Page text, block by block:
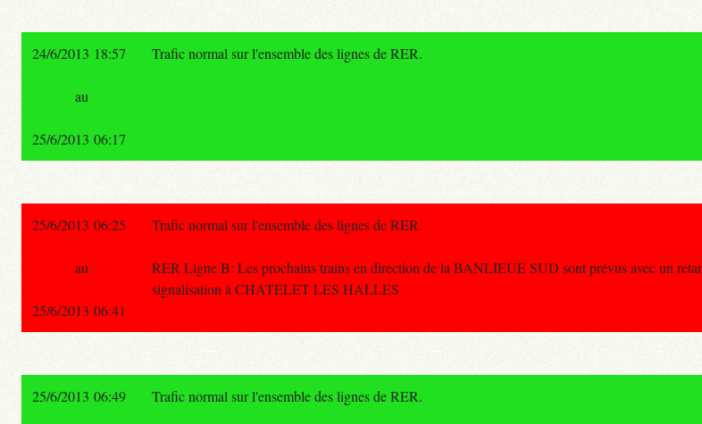
24/6/2013 18:57 Trafic normal sur l'ensemble des lignes de RER.
au
25/6/2013 06:17
25/6/2013 06:25 Trafic normal sur l'ensemble des lignes de RER.
RER Ligne B: Les prochains trains en direction de la BANLIEUE SUD sont prévus avec un
signalisation à CHATELET LES HALLES
au
25/6/2013 06:41
25/6/2013 06:49 Trafic normal sur l'ensemble des lignes de RER.